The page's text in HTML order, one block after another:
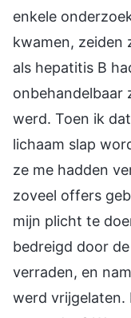
enkele
kwamen, zeiden
als hepatitis B
onbehandelbaar
werd. Toen ik
lichaam slap
ze me hadden
zoveel offers
mijn plicht te
bedreigd door
verraden, en
werd vrijgelaten.